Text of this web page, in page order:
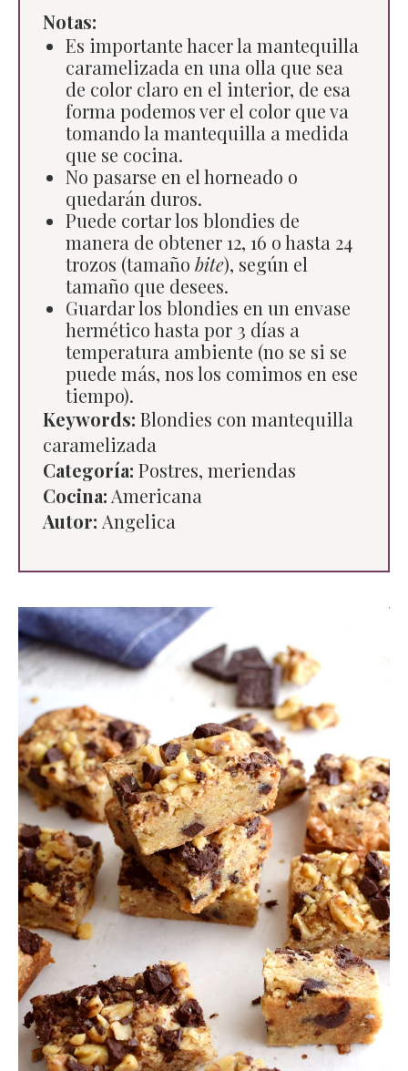
Notas:
Es importante hacer la mantequilla
caramelizada en una olla que sea
de color claro en el interior, de esa
forma podemos ver el color que va
tomando la mantequilla a medida
que se cocina.
No pasarse en el horneado o
quedarán duros.
Puede cortar los blondies de
manera de obtener 12, 16 o hasta 24
trozos (tamaño bite), según el
tamaño que desees.
Guardar los blondies en un envase
hermético hasta por 3 días a
temperatura ambiente (no se si se
puede más, nos los comimos en ese
tiempo).
Keywords: Blondies con mantequilla
caramelizada
Categoría: Postres, meriendas
Cocina: Americana
Autor: Angelica